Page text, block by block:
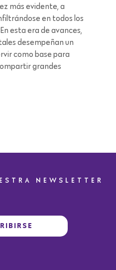
más evidente, a
en todos los
esta era de avances,
desempeñan un
como base para
grandes
NEWSLETTER